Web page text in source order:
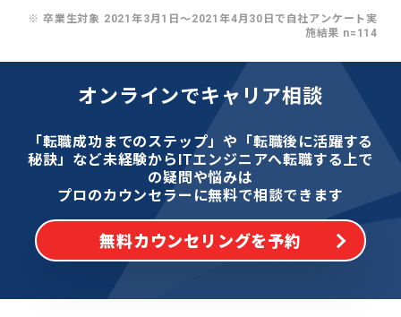
※ 卒業生対象 2021年3月1日〜2021年4月30日で自社アンケート実
施結果 n=114
オンラインでキャリア相談
「転職成功までのステップ」や「転職後に活躍する
秘訣」など未経験からITエンジニアへ転職する上で
の疑問や悩みは
プロのカウンセラーに無料で相談できます
無料カウンセリングを予約